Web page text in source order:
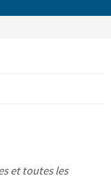
et toutes les